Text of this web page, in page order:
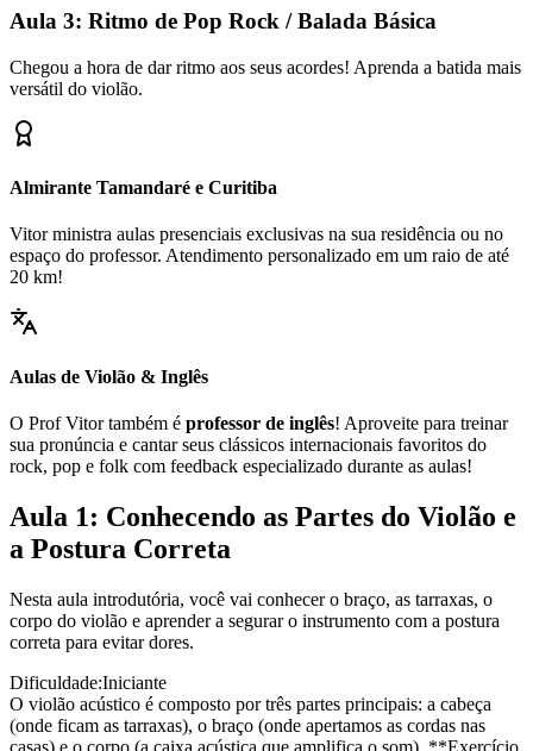
Aula 3: Ritmo de Pop Rock / Balada Básica
Chegou a hora de dar ritmo aos seus acordes! Aprenda a batida mais
versátil do violão.
Almirante Tamandaré e Curitiba
Vitor ministra aulas presenciais exclusivas na sua residência ou no
espaço do professor. Atendimento personalizado em um raio de até
20 km!
Aulas de Violão & Inglês
O Prof Vitor também é professor de inglês! Aproveite para treinar
sua pronúncia e cantar seus clássicos internacionais favoritos do
rock, pop e folk com feedback especializado durante as aulas!
Aula 1: Conhecendo as Partes do Violão e
a Postura Correta
Nesta aula introdutória, você vai conhecer o braço, as tarraxas, o
corpo do violão e aprender a segurar o instrumento com a postura
correta para evitar dores.
Dificuldade:Iniciante
O violão acústico é composto por três partes principais: a cabeça
(onde ficam as tarraxas), o braço (onde apertamos as cordas nas
casas) e o corpo (a caixa acústica que amplifica o som). **Exercício